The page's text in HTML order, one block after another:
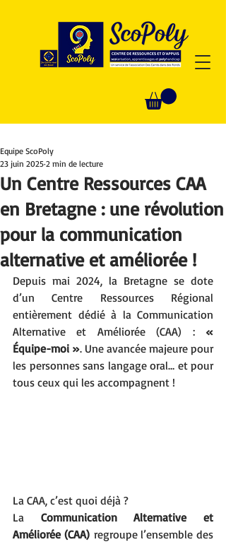
Un Centre Ressources CAA
en Bretagne : une révolution
pour la communication
alternative et améliorée !
Equipe ScoPoly
23 juin 2025 2 min de lecture
Depuis mai 2024, la Bretagne se dote
d’un Centre Ressources Régional
entièrement dédié à la Communication
Alternative et Améliorée (CAA) : «
Équipe-moi ». Une avancée majeure pour
les personnes sans langage oral… et pour
tous ceux qui les accompagnent !
La CAA, c’est quoi déjà ?
La Communication Alternative et
Améliorée (CAA) regroupe l’ensemble des